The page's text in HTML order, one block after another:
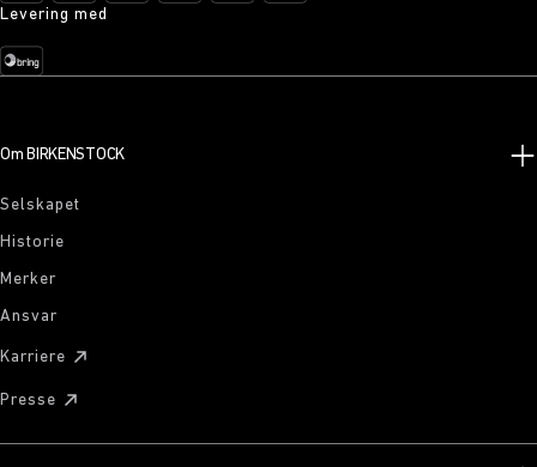
Levering med
Om BIRKENSTOCK
Selskapet
Historie
Merker
Ansvar
Karriere
Presse